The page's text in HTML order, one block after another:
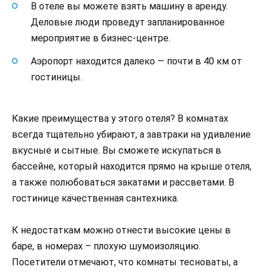
В отеле вы можете взять машину в аренду.
Деловые люди проведут запланированное
мероприятие в бизнес-центре.
Аэропорт находится далеко — почти в 40 км от
гостиницы.
Какие преимущества у этого отеля? В комнатах
всегда тщательно убирают, а завтраки на удивление
вкусные и сытные. Вы сможете искупаться в
бассейне, который находится прямо на крыше отеля,
а также полюбоваться закатами и рассветами. В
гостинице качественная сантехника.
К недостаткам можно отнести высокие цены в
баре, в номерах – плохую шумоизоляцию.
Посетители отмечают, что комнаты тесноваты, а